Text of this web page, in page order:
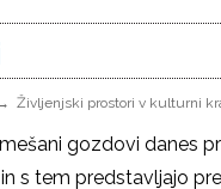
Življenjski prostori v kulturni
gozdovi danes
s tem predstavljajo